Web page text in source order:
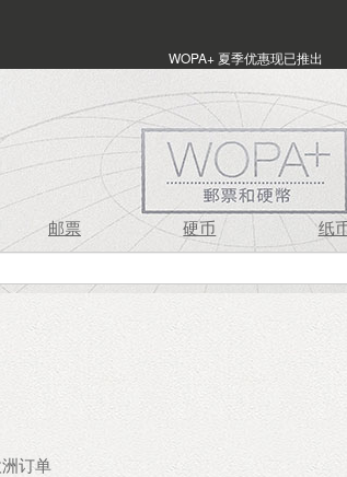
WOPA+ 夏季优惠现已推出
邮票 硬币 纸
订单